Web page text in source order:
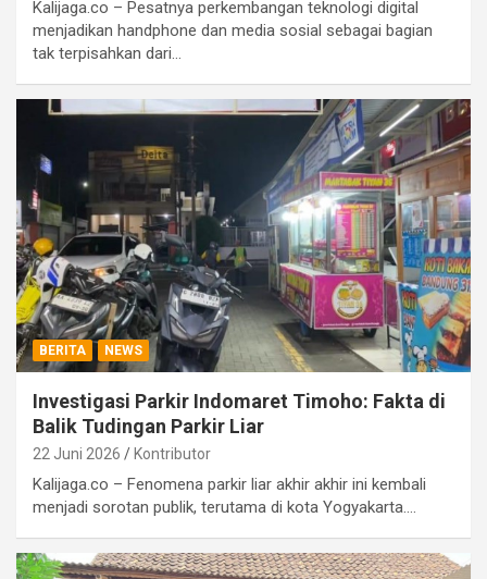
Kalijaga.co – Pesatnya perkembangan teknologi digital
menjadikan handphone dan media sosial sebagai bagian
tak terpisahkan dari…
BERITA NEWS
Investigasi Parkir Indomaret Timoho: Fakta di
Balik Tudingan Parkir Liar
22 Juni 2026 Kontributor
Kalijaga.co – Fenomena parkir liar akhir akhir ini kembali
menjadi sorotan publik, terutama di kota Yogyakarta.…